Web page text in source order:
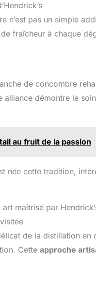
n’est pas un simple
fraîcheur à chaque
de concombre
alliance démontre le
au fruit de la passion
née cette tradition,
maîtrisé par
de la distillation
Cette approche